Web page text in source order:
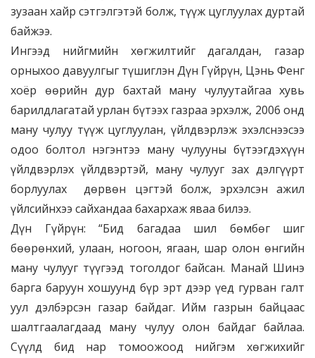
зузаан хайр сэтгэлгэтэй болж, түүж цуглуулах дуртай
байжээ.
Ингээд нийгмийн хөгжилтийг дагалдан, газар
орныхоо давуулгыг түшиглэн Дүн Гүйрүн, Цэнь Фенг
хоёр өөрийн дур бахтай ману чулуутайгаа хувь
барилдлагатай урлан бүтээх газраа эрхэлж, 2006 онд
ману чулуу түүж цуглуулан, үйлдвэрлэж эхэлснээсээ
одоо болтол нэгэнтээ ману чулууны бүтээгдэхүүн
үйлдвэрлэх үйлдвэртэй, ману чулууг зах дэлгүүрт
борлуулах дөрвөн цэгтэй болж, эрхэлсэн ажил
үйлсийнхээ сайхандаа бахархаж яваа билээ.
Дүн Гүйрүн: “Бид багадаа шил бөмбөг шиг
бөөрөнхий, улаан, ногоон, ягаан, шар олон өнгийн
ману чулууг түүгээд тоголдог байсан. Манай Шинэ
барга баруун хошуунд бүр эрт дээр үед гурван галт
уул дэлбэрсэн газар байдаг. Ийм газрын байцаас
шалтгаалагдаад ману чулуу олон байдаг байлаа.
Сүүлд бид нар томоожоод нийгэм хөгжихийг